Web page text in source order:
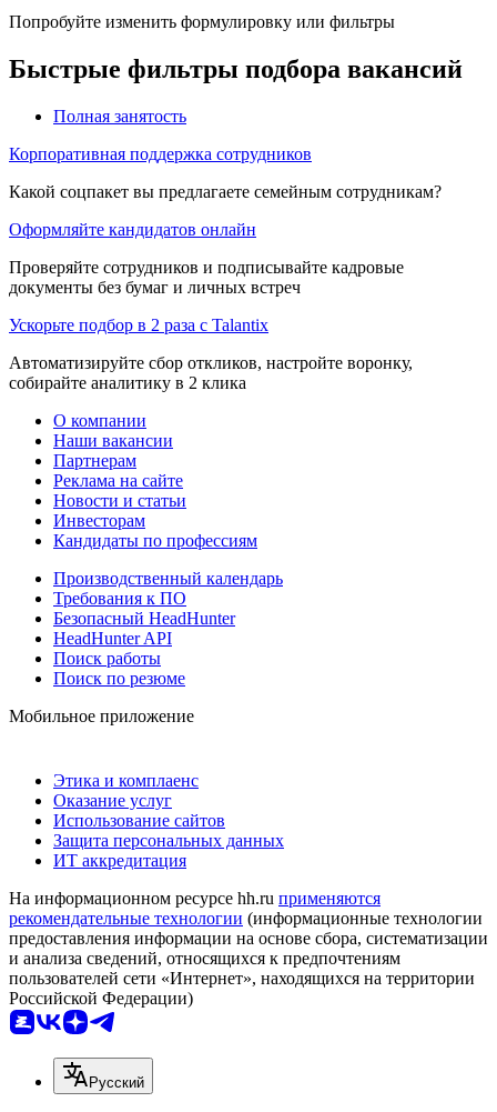
Попробуйте изменить формулировку или фильтры
Быстрые фильтры подбора вакансий
Полная занятость
Корпоративная поддержка сотрудников
Какой соцпакет вы предлагаете семейным сотрудникам?
Оформляйте кандидатов онлайн
Проверяйте сотрудников и подписывайте кадровые
документы без бумаг и личных встреч
Ускорьте подбор в 2 раза с Talantix
Автоматизируйте сбор откликов, настройте воронку,
собирайте аналитику в 2 клика
О компании
Наши вакансии
Партнерам
Реклама на сайте
Новости и статьи
Инвесторам
Кандидаты по профессиям
Производственный календарь
Требования к ПО
Безопасный HeadHunter
HeadHunter API
Поиск работы
Поиск по резюме
Мобильное приложение
Этика и комплаенс
Оказание услуг
Использование сайтов
Защита персональных данных
ИТ аккредитация
На информационном ресурсе hh.ru применяются
рекомендательные технологии (информационные технологии
предоставления информации на основе сбора, систематизации
и анализа сведений, относящихся к предпочтениям
пользователей сети «Интернет», находящихся на территории
Российской Федерации)
Русский